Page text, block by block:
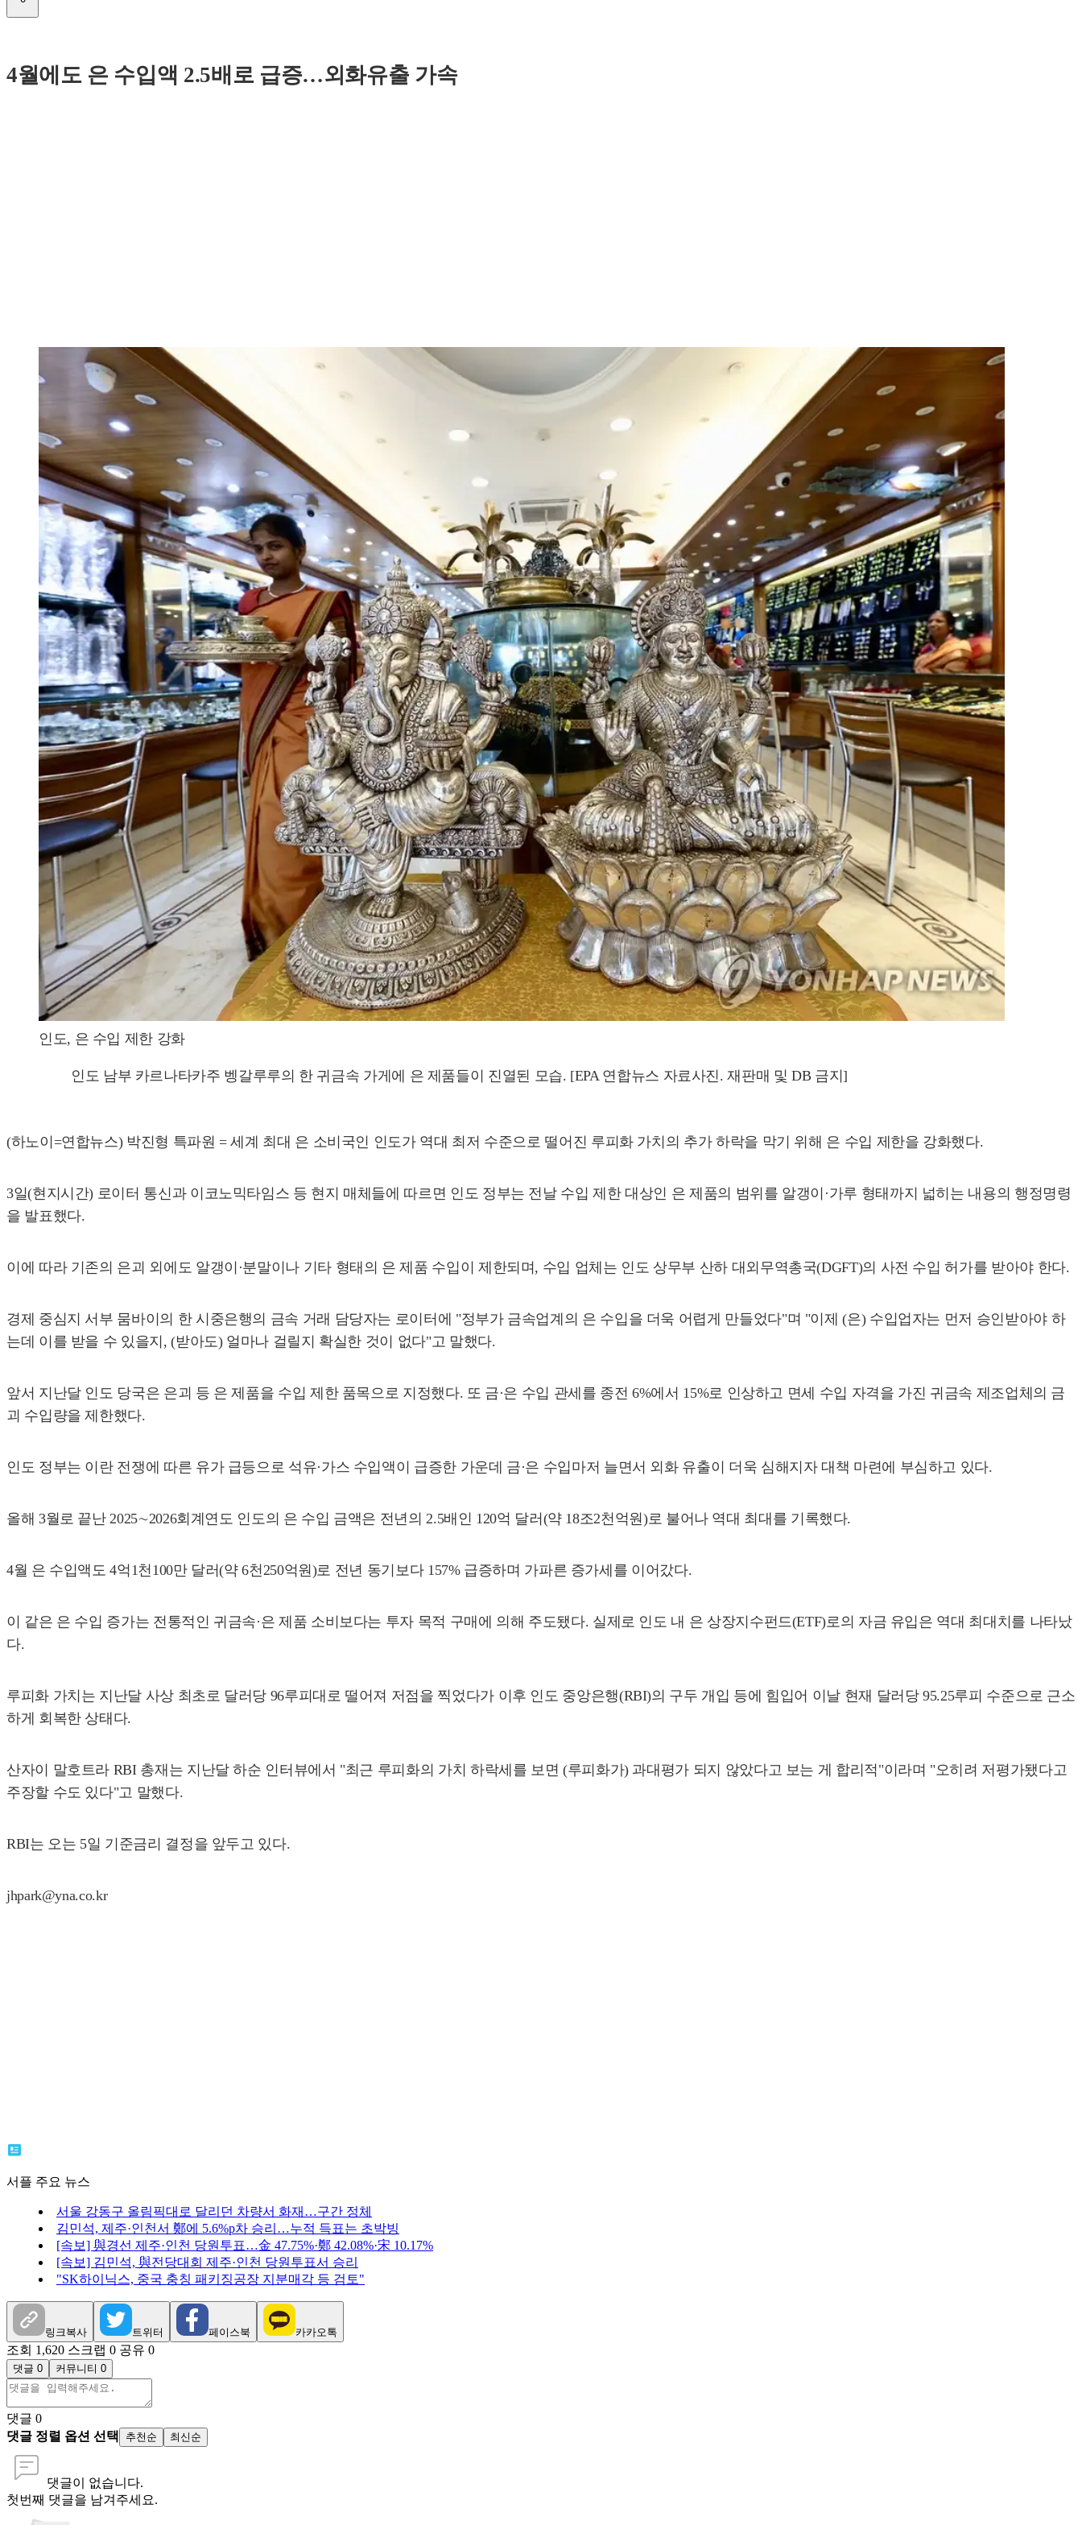
4월에도 은 수입액 2.5배로 급증…외화유출 가속
인도, 은 수입 제한 강화
인도 남부 카르나타카주 벵갈루루의 한 귀금속 가게에 은 제품들이 진열된 모습. [EPA 연합뉴스 자료사진. 재판매 및 DB 금지]
(하노이=연합뉴스) 박진형 특파원 = 세계 최대 은 소비국인 인도가 역대 최저 수준으로 떨어진 루피화 가치의 추가 하락을 막기 위해 은 수입 제한을 강화했다.
3일(현지시간) 로이터 통신과 이코노믹타임스 등 현지 매체들에 따르면 인도 정부는 전날 수입 제한 대상인 은 제품의 범위를 알갱이·가루 형태까지 넓히는 내용의 행정명령
을 발표했다.
이에 따라 기존의 은괴 외에도 알갱이·분말이나 기타 형태의 은 제품 수입이 제한되며, 수입 업체는 인도 상무부 산하 대외무역총국(DGFT)의 사전 수입 허가를 받아야 한다.
경제 중심지 서부 뭄바이의 한 시중은행의 금속 거래 담당자는 로이터에 "정부가 금속업계의 은 수입을 더욱 어렵게 만들었다"며 "이제 (은) 수입업자는 먼저 승인받아야 하
는데 이를 받을 수 있을지, (받아도) 얼마나 걸릴지 확실한 것이 없다"고 말했다.
앞서 지난달 인도 당국은 은괴 등 은 제품을 수입 제한 품목으로 지정했다. 또 금·은 수입 관세를 종전 6%에서 15%로 인상하고 면세 수입 자격을 가진 귀금속 제조업체의 금
괴 수입량을 제한했다.
인도 정부는 이란 전쟁에 따른 유가 급등으로 석유·가스 수입액이 급증한 가운데 금·은 수입마저 늘면서 외화 유출이 더욱 심해지자 대책 마련에 부심하고 있다.
올해 3월로 끝난 2025∼2026회계연도 인도의 은 수입 금액은 전년의 2.5배인 120억 달러(약 18조2천억원)로 불어나 역대 최대를 기록했다.
4월 은 수입액도 4억1천100만 달러(약 6천250억원)로 전년 동기보다 157% 급증하며 가파른 증가세를 이어갔다.
이 같은 은 수입 증가는 전통적인 귀금속·은 제품 소비보다는 투자 목적 구매에 의해 주도됐다. 실제로 인도 내 은 상장지수펀드(ETF)로의 자금 유입은 역대 최대치를 나타났
다.
루피화 가치는 지난달 사상 최초로 달러당 96루피대로 떨어져 저점을 찍었다가 이후 인도 중앙은행(RBI)의 구두 개입 등에 힘입어 이날 현재 달러당 95.25루피 수준으로 근소
하게 회복한 상태다.
산자이 말호트라 RBI 총재는 지난달 하순 인터뷰에서 "최근 루피화의 가치 하락세를 보면 (루피화가) 과대평가 되지 않았다고 보는 게 합리적"이라며 "오히려 저평가됐다고
주장할 수도 있다"고 말했다.
RBI는 오는 5일 기준금리 결정을 앞두고 있다.
jhpark@yna.co.kr
서플 주요 뉴스
서울 강동구 올림픽대로 달리던 차량서 화재…구간 정체
김민석, 제주·인천서 鄭에 5.6%p차 승리…누적 득표는 초박빙
[속보] 與경선 제주·인천 당원투표…金 47.75%·鄭 42.08%·宋 10.17%
[속보] 김민석, 與전당대회 제주·인천 당원투표서 승리
"SK하이닉스, 중국 충칭 패키징공장 지분매각 등 검토"
링크복사 트위터 페이스북 카카오톡
조회 1,620 스크랩 0 공유 0
댓글 0 커뮤니티 0
댓글 0
댓글 정렬 옵션 선택
추천순 최신순
댓글이 없습니다.
첫번째 댓글을 남겨주세요.